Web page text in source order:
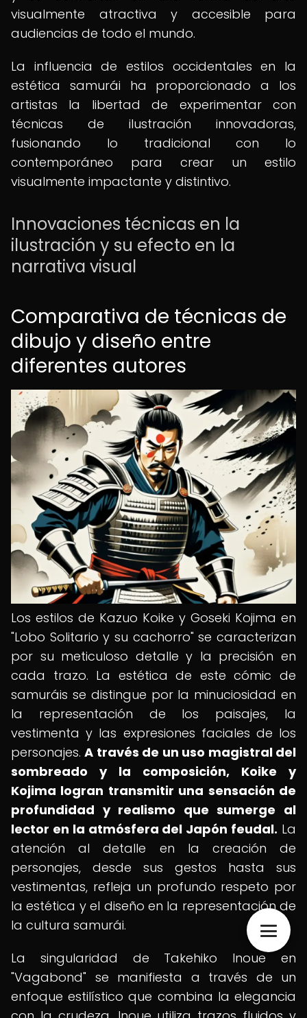
visualmente atractiva y accesible para
audiencias de todo el mundo.
La influencia de estilos occidentales en la
estética samurái ha proporcionado a los
artistas la libertad de experimentar con
técnicas de ilustración innovadoras,
fusionando lo tradicional con lo
contemporáneo para crear un estilo
visualmente impactante y distintivo.
Innovaciones técnicas en la
ilustración y su efecto en la
narrativa visual
Comparativa de técnicas de
dibujo y diseño entre
diferentes autores
Los estilos de Kazuo Koike y Goseki Kojima en
"Lobo Solitario y su cachorro" se caracterizan
por su meticuloso detalle y la precisión en
cada trazo. La estética de este cómic de
samuráis se distingue por la minuciosidad en
la representación de los paisajes, la
vestimenta y las expresiones faciales de los
personajes.A través de un uso magistral del
sombreado y la composición, Koike y
Kojima logran transmitir una sensación de
profundidad y realismo que sumerge al
lector en la atmósfera del Japón feudal. La
atención al detalle en la creación de
personajes, desde sus gestos hasta sus
vestimentas, refleja un profundo respeto por
la estética y el diseño en la representación de
la cultura samurái.
La singularidad de Takehiko Inoue en
"Vagabond" se manifiesta a través de un
enfoque estilístico que combina la elegancia